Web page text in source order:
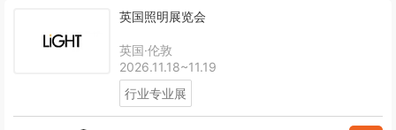
英国照明展览会
英国·伦敦
2026.11.18~11.19
行业专业展